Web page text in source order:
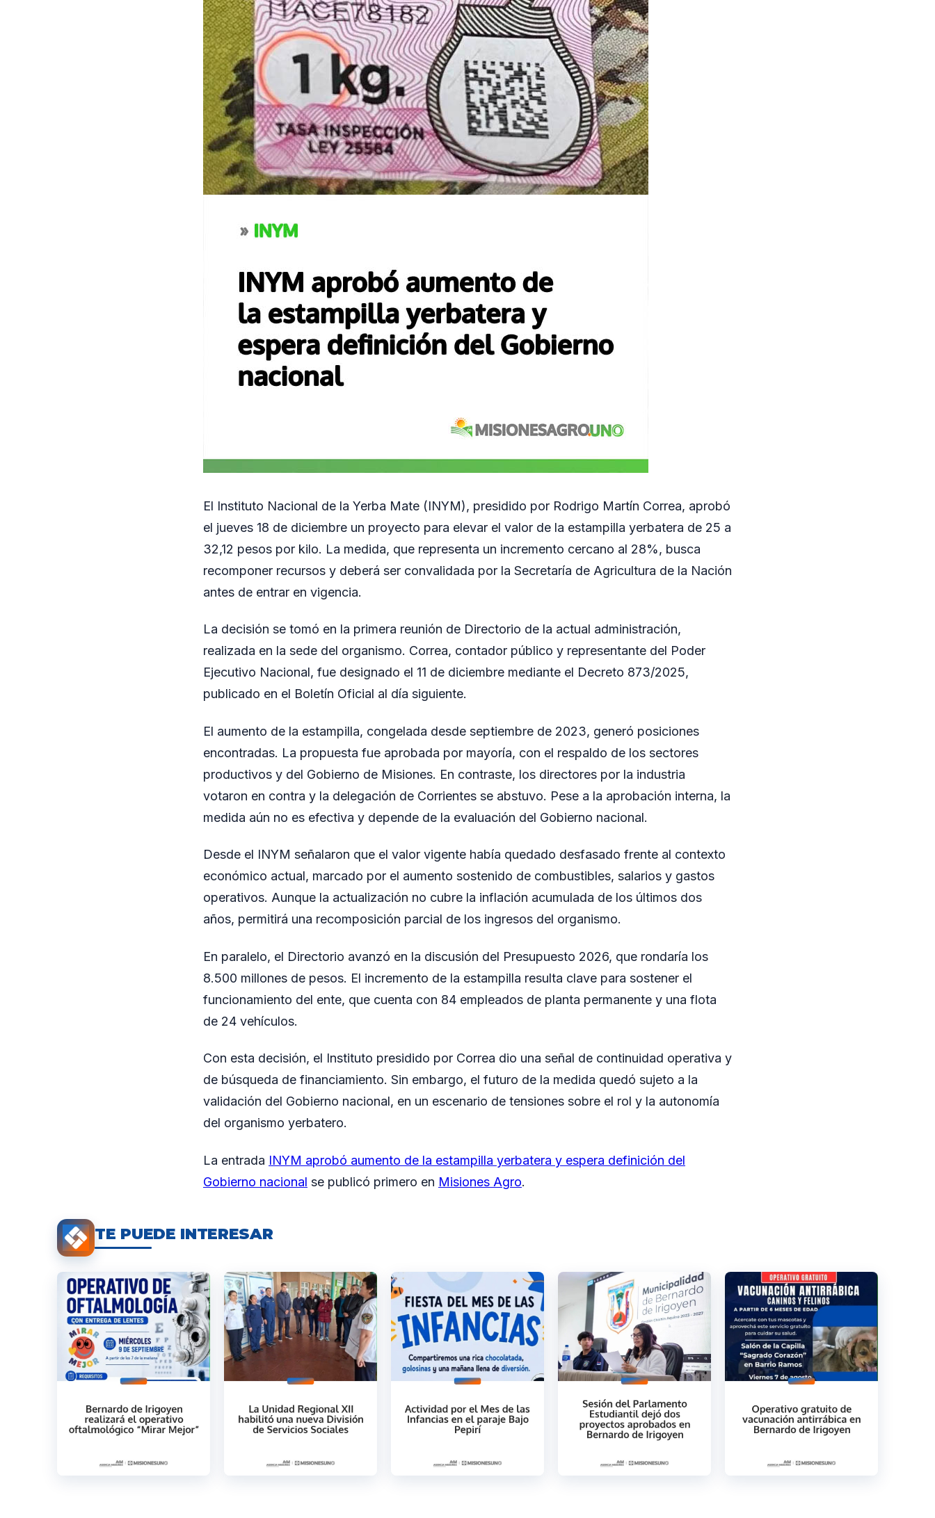
El Instituto Nacional de la Yerba Mate (INYM), presidido por Rodrigo Martín Correa, aprobó
el jueves 18 de diciembre un proyecto para elevar el valor de la estampilla yerbatera de 25 a
32,12 pesos por kilo. La medida, que representa un incremento cercano al 28%, busca
recomponer recursos y deberá ser convalidada por la Secretaría de Agricultura de la Nación
antes de entrar en vigencia.
La decisión se tomó en la primera reunión de Directorio de la actual administración,
realizada en la sede del organismo. Correa, contador público y representante del Poder
Ejecutivo Nacional, fue designado el 11 de diciembre mediante el Decreto 873/2025,
publicado en el Boletín Oficial al día siguiente.
El aumento de la estampilla, congelada desde septiembre de 2023, generó posiciones
encontradas. La propuesta fue aprobada por mayoría, con el respaldo de los sectores
productivos y del Gobierno de Misiones. En contraste, los directores por la industria
votaron en contra y la delegación de Corrientes se abstuvo. Pese a la aprobación interna, la
medida aún no es efectiva y depende de la evaluación del Gobierno nacional.
Desde el INYM señalaron que el valor vigente había quedado desfasado frente al contexto
económico actual, marcado por el aumento sostenido de combustibles, salarios y gastos
operativos. Aunque la actualización no cubre la inflación acumulada de los últimos dos
años, permitirá una recomposición parcial de los ingresos del organismo.
En paralelo, el Directorio avanzó en la discusión del Presupuesto 2026, que rondaría los
8.500 millones de pesos. El incremento de la estampilla resulta clave para sostener el
funcionamiento del ente, que cuenta con 84 empleados de planta permanente y una flota
de 24 vehículos.
Con esta decisión, el Instituto presidido por Correa dio una señal de continuidad operativa y
de búsqueda de financiamiento. Sin embargo, el futuro de la medida quedó sujeto a la
validación del Gobierno nacional, en un escenario de tensiones sobre el rol y la autonomía
del organismo yerbatero.
La entrada INYM aprobó aumento de la estampilla yerbatera y espera definición del
Gobierno nacional se publicó primero en Misiones Agro.
TE PUEDE INTERESAR